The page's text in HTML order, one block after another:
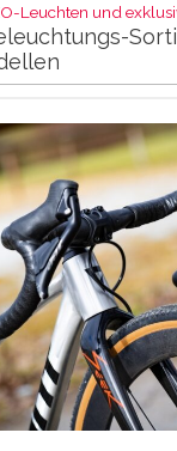
Leuchten und